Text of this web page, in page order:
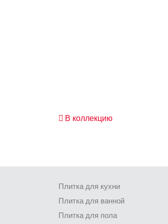
В коллекцию
Плитка для кухни
Плитка для ванной
Плитка для пола